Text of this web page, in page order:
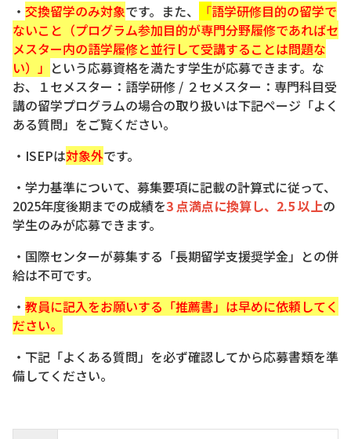
・ 交換留学のみ対象です。また、 「語学研修目的の留学で
ないこと（プログラム参加目的が専門分野履修であればセ
メスター内の語学履修と並行して受講することは問題な
い）」 という応募資格を満たす学生が応募できます。な
お、 １セメスター：語学研修 / ２セメスター：専門科目受
講の留学プログラムの場合の取り扱いは下記ページ「よく
ある質問」をご覧ください。
・ISEPは対象外です。
・学力基準について、募集要項に記載の計算式に従って、
2025年度後期までの成績を3 点満点に換算し、2.5 以上の
学生のみが応募できます。
・ 国際センターが募集する「長期留学支援奨学金」との併
給は不可です。
・ 教員に記入をお願いする「推薦書」は早めに依頼してく
ださい。
・下記 「よくある質問」を必ず確認してから応募書類を準
備してください。